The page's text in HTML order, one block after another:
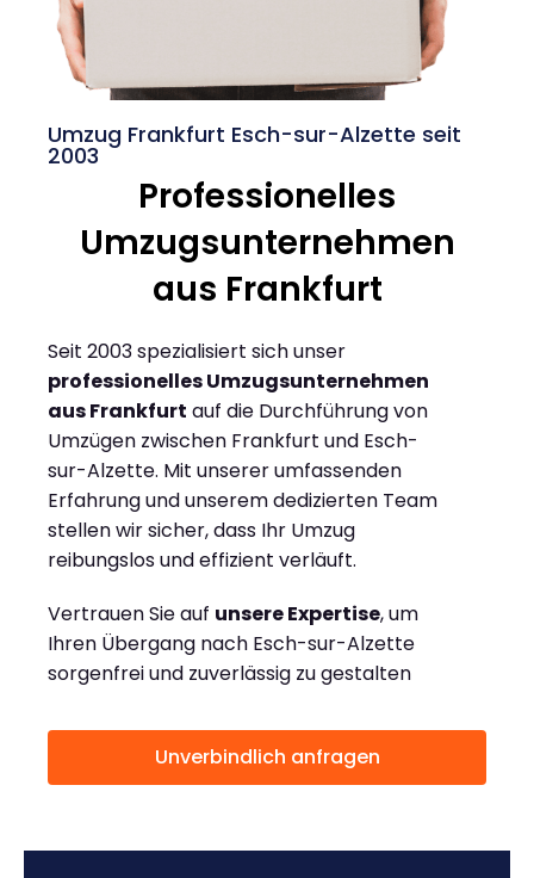
Umzug Frankfurt Esch-sur-Alzette seit
2003
Professionelles
Umzugsunternehmen
aus Frankfurt
Seit 2003 spezialisiert sich unser
professionelles Umzugsunternehmen
aus Frankfurt auf die Durchführung von
Umzügen zwischen Frankfurt und Esch-
sur-Alzette. Mit unserer umfassenden
Erfahrung und unserem dedizierten Team
stellen wir sicher, dass Ihr Umzug
reibungslos und effizient verläuft.
Vertrauen Sie auf unsere Expertise, um
Ihren Übergang nach Esch-sur-Alzette
sorgenfrei und zuverlässig zu gestalten
Unverbindlich anfragen